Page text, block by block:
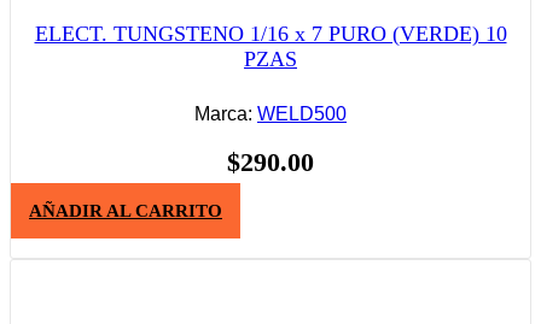
ELECT. TUNGSTENO 1/16 x 7 PURO (VERDE) 10
PZAS
Marca: WELD500
$290.00
AÑADIR AL CARRITO